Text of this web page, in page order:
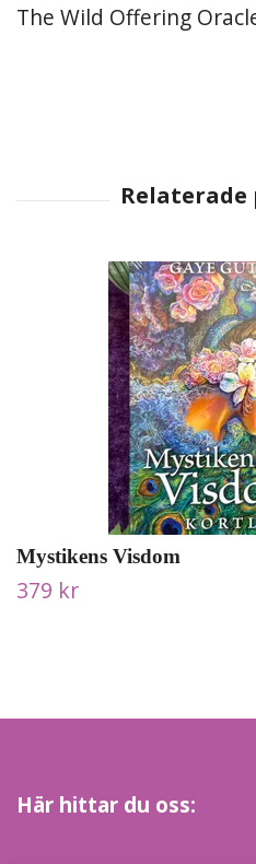
The Wild Offering
Mystikens Visdom
379 kr
Här hittar du oss: